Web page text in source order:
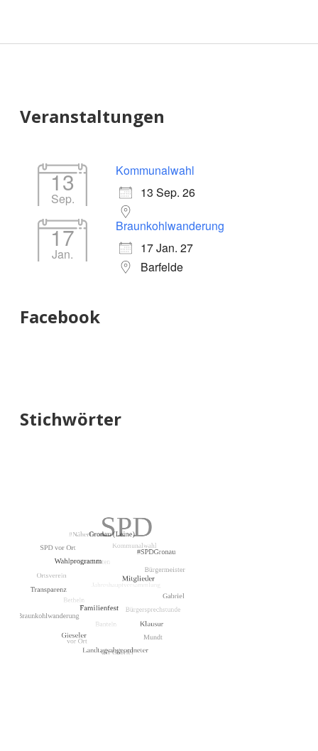
Veranstaltungen
13
Sep.
Kommunalwahl
13 Sep. 26
17
Jan.
Braunkohlwanderung
17 Jan. 27
Barfelde
Facebook
Stichwörter